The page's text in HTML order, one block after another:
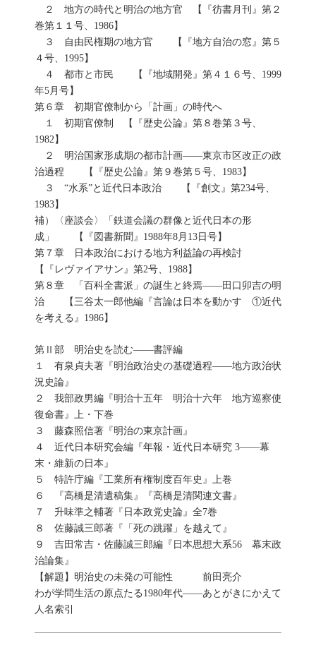
２ 地方の時代と明治の地方官 【『彷書月刊』第２
巻第１１号、1986】
３ 自由民権期の地方官 【『地方自治の窓』第５
４号、1995】
４ 都市と市民 【『地域開発』第４１６号、1999
年5月号】
第６章 初期官僚制から「計画」の時代へ
１ 初期官僚制 【『歴史公論』第８巻第３号、
1982】
２ 明治国家形成期の都市計画――東京市区改正の政
治過程 【『歴史公論』第９巻第５号、1983】
３ “水系”と近代日本政治 【『創文』第234号、
1983】
補）〈座談会〉「鉄道会議の群像と近代日本の形
成」 【『図書新聞』1988年8月13日号】
第７章 日本政治における地方利益論の再検討
【『レヴァイアサン』第2号、1988】
第８章 「百科全書派」の誕生と終焉――田口卯吉の明
治 【三谷太一郎他編『言論は日本を動かす ①近代
を考える』1986】
第Ⅱ部 明治史を読む――書評編
１ 有泉貞夫著『明治政治史の基礎過程――地方政治状
況史論』
２ 我部政男編『明治十五年 明治十六年 地方巡察使
復命書』上・下巻
３ 藤森照信著『明治の東京計画』
４ 近代日本研究会編『年報・近代日本研究 3――幕
末・維新の日本』
５ 特許庁編『工業所有権制度百年史』上巻
６ 『高橋是清遺稿集』『高橋是清関連文書』
７ 升味準之輔著『日本政党史論』全7巻
８ 佐藤誠三郎著『「死の跳躍」を越えて』
９ 吉田常吉・佐藤誠三郎編『日本思想大系56 幕末政
治論集』
【解題】明治史の未発の可能性 前田亮介
わが学問生活の原点たる1980年代――あとがきにかえて
人名索引